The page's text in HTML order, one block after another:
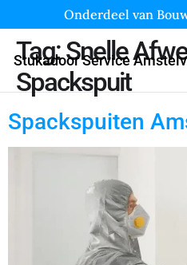
Onderdeel van
Stukadoor Service
Tag:Snelle
Spackspuit
Spackspuiten